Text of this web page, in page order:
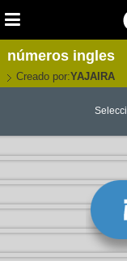
números ingles
Creado por:YAJAIRA